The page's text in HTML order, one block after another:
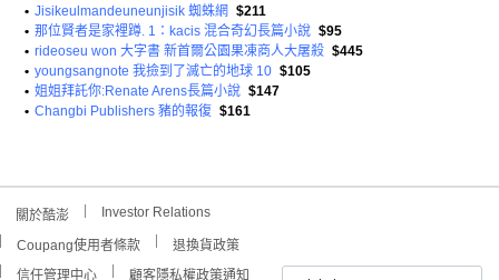
• Jisikeulmandeuneunjisik 蜘蛛網
$211
• 那位賢者是家裡蹲. 1：kacis 混合奇幻長篇小說 $95
• rideoseu won 大字書 新首爾公園果凍商人大屠殺 $445
• youngsangnote 我撿到了滅亡的地球 10 $105
• 姐姐拜託你:Renate Arens長篇小說 $147
• Changbi Publishers 豬的報復 $161
關於酷澎 Investor Relations
Coupang使用者條款
退換貨政策
信任管理中心
顧客隱私權政策通知